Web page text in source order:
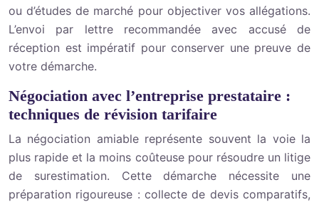
ou d’études de marché pour objectiver vos allégations.
L’envoi par lettre recommandée avec accusé de
réception est impératif pour conserver une preuve de
votre démarche.
Négociation avec l’entreprise prestataire :
techniques de révision tarifaire
La négociation amiable représente souvent la voie la
plus rapide et la moins coûteuse pour résoudre un litige
de surestimation. Cette démarche nécessite une
préparation rigoureuse : collecte de devis comparatifs,